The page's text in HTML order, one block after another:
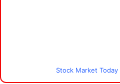
Stock Market Today